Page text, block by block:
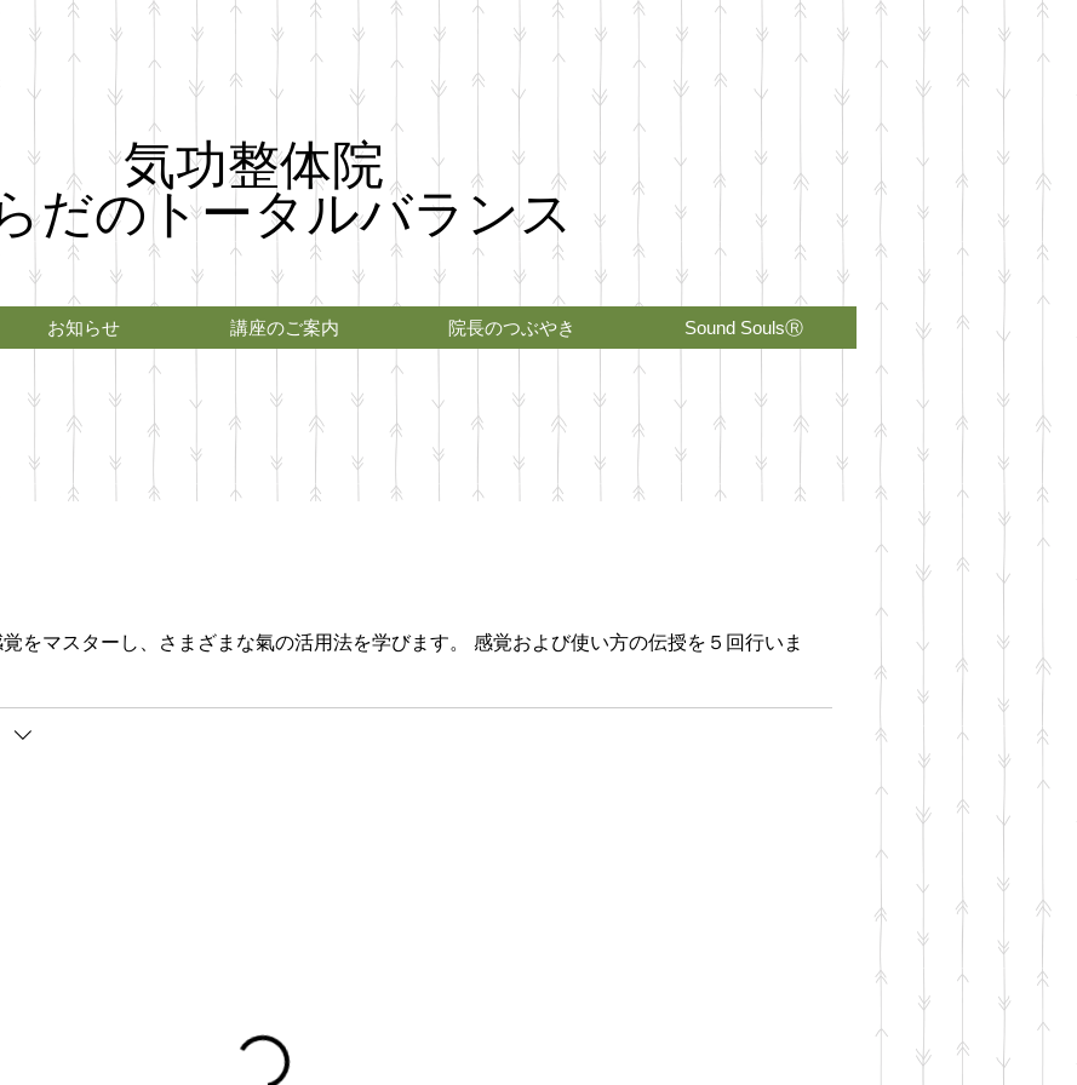
気功整体院
だのトータルバランス
お知らせ 講座のご案内 院長のつぶやき Sound SoulsⓇ
をマスターし、さまざまな氣の活用法を学びます。 感覚および使い方の伝授を５回行いま